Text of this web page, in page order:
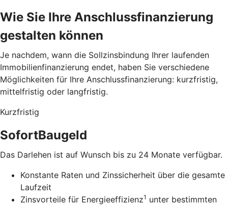
Wie Sie Ihre Anschlussfinanzierung
gestalten können
Je nachdem, wann die Sollzinsbindung Ihrer laufenden
Immobilienfinanzierung endet, haben Sie verschiedene
Möglichkeiten für Ihre Anschlussfinanzierung: kurzfristig,
mittelfristig oder langfristig.
Kurzfristig
SofortBaugeld
Das Darlehen ist auf Wunsch bis zu 24 Monate verfügbar.
Konstante Raten und Zinssicherheit über die gesamte
Laufzeit
Zinsvorteile für Energieeffizienz1 unter bestimmten